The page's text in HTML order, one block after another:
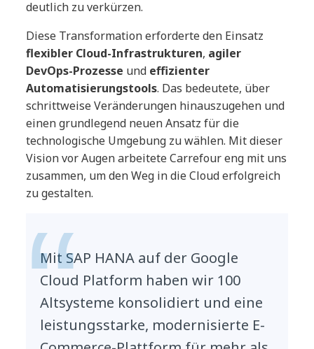
deutlich zu verkürzen.
Diese Transformation erforderte den Einsatz
flexibler Cloud-Infrastrukturen, agiler
DevOps-Prozesse und effizienter
Automatisierungstools. Das bedeutete, über
schrittweise Veränderungen hinauszugehen und
einen grundlegend neuen Ansatz für die
technologische Umgebung zu wählen. Mit dieser
Vision vor Augen arbeitete Carrefour eng mit uns
zusammen, um den Weg in die Cloud erfolgreich
zu gestalten.
Mit SAP HANA auf der Google
Cloud Platform haben wir 100
Altsysteme konsolidiert und eine
leistungsstarke, modernisierte E-